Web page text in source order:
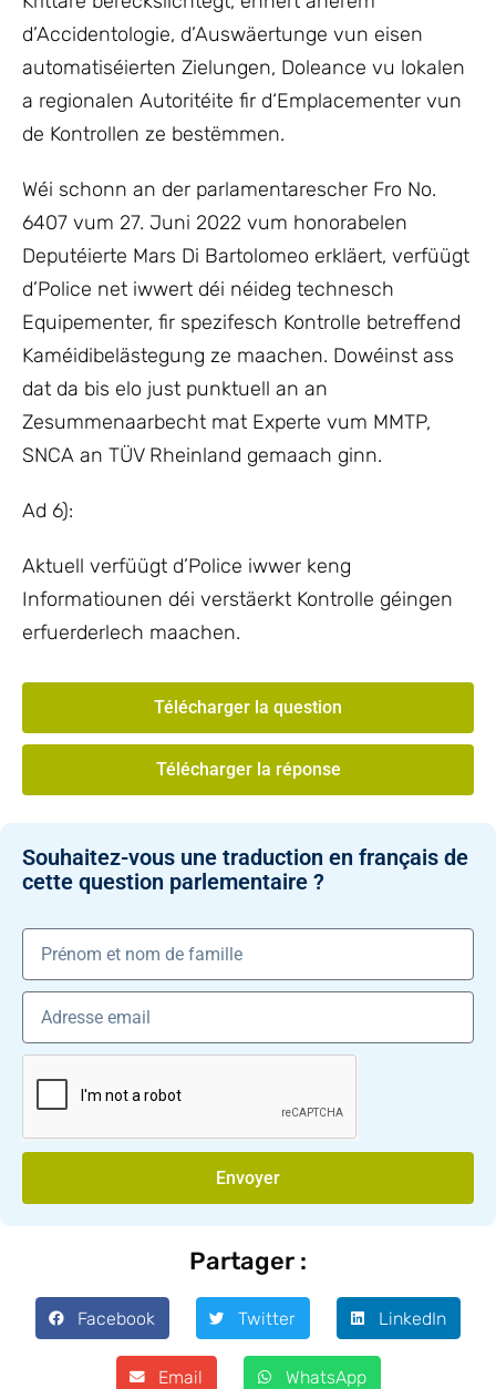
d’Accidentologie, d’Auswäertunge vun eisen
automatiséierten Zielungen, Doleance vu lokalen
a regionalen Autoritéite fir d‘Emplacementer vun
de Kontrollen ze bestëmmen.
Wéi schonn an der parlamentarescher Fro No.
6407 vum 27. Juni 2022 vum honorabelen
Deputéierte Mars Di Bartolomeo erkläert, verfüügt
d’Police net iwwert déi néideg technesch
Equipementer, fir spezifesch Kontrolle betreffend
Kaméidibelästegung ze maachen. Dowéinst ass
dat da bis elo just punktuell an an
Zesummenaarbecht mat Experte vum MMTP,
SNCA an TÜV Rheinland gemaach ginn.
Ad 6):
Aktuell verfüügt d’Police iwwer keng
Informatiounen déi verstäerkt Kontrolle géingen
erfuerderlech maachen.
Télécharger la question
Télécharger la réponse
Souhaitez-vous une traduction en français de
cette question parlementaire ?
Envoyer
Partager :
Facebook Twitter LinkedIn
Email WhatsApp